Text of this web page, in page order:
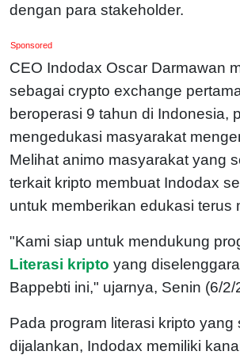
dengan para stakeholder.
Sponsored
CEO Indodax Oscar Darmawan
sebagai crypto exchange
beroperasi 9 tahun di Indonesia,
mengedukasi masyarakat
Melihat animo masyarakat yang
terkait kripto membuat Indodax
untuk memberikan edukasi terus
"Kami siap untuk mendukung
Literasi kripto yang
Bappebti ini," ujarnya, Senin (6/2/
Pada program literasi kripto yang
dijalankan, Indodax memiliki